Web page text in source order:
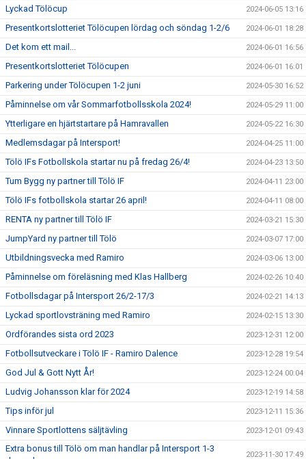
Lyckad Tölöcup 2024-06-05 13:16
Presentkortslotteriet Tölöcupen lördag och söndag 1-2/6 2024-06-01 18:28
Det kom ett mail... 2024-06-01 16:56
Presentkortslotteriet Tölöcupen 2024-06-01 16:01
Parkering under Tölöcupen 1-2 juni 2024-05-30 16:52
Påminnelse om vår Sommarfotbollsskola 2024! 2024-05-29 11:00
Ytterligare en hjärtstartare på Hamravallen 2024-05-22 16:30
Medlemsdagar på Intersport! 2024-04-25 11:00
Tölö IFs Fotbollskola startar nu på fredag 26/4! 2024-04-23 13:50
Tum Bygg ny partner till Tölö IF 2024-04-11 23:00
Tölö IFs fotbollskola startar 26 april! 2024-04-11 08:00
RENTA ny partner till Tölö IF 2024-03-21 15:30
JumpYard ny partner till Tölö 2024-03-07 17:00
Utbildningsvecka med Ramiro 2024-03-06 13:00
Påminnelse om föreläsning med Klas Hallberg 2024-02-26 10:40
Fotbollsdagar på Intersport 26/2-17/3 2024-02-21 14:13
Lyckad sportlovsträning med Ramiro 2024-02-15 13:30
Ordförandes sista ord 2023 2023-12-31 12:00
Fotbollsutveckare i Tölö IF - Ramiro Dalence 2023-12-28 19:54
God Jul & Gott Nytt År! 2023-12-24 00:04
Ludvig Johansson klar för 2024 2023-12-19 14:58
Tips inför jul 2023-12-11 15:36
Vinnare Sportlottens säljtävling 2023-12-01 09:43
Extra bonus till Tölö om man handlar på Intersport 1-3
2023-11-30 17:49